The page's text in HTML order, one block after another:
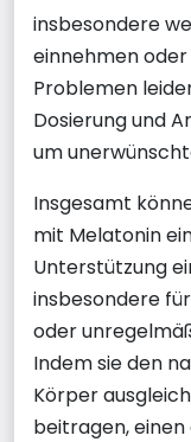
insbesondere
einnehmen
Problemen
Dosierung und
um
Insgesamt
mit Melatonin
Unterstützung
insbesondere
oder
Indem sie den
Körper
beitragen,